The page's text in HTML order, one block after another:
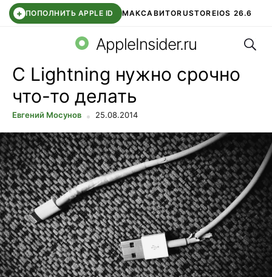
+ ПОПОЛНИТЬ APPLE ID МАКСАВИТОRUSTOREIOS 26.6
СБЕР КИДС ВТБ ОНЛАЙН ЧАТ В ROBLOX
AppleInsider.ru
C Lightning нужно срочно
что-то делать
Евгений Мосунов 25.08.2014